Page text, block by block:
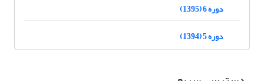
دوره 6 (1395)
دوره 5 (1394)